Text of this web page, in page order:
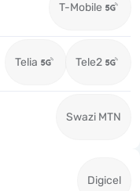
T-Mobile
Telia Tele2
Swazi MTN
Digicel